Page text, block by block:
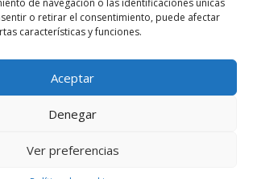
de navegación o las identificaciones únicas
o retirar el consentimiento, puede afectar
características y funciones.
Aceptar
Denegar
Ver preferencias